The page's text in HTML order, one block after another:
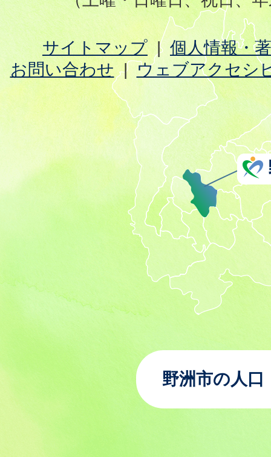
サイトマップ
個人情報・
お問い合わせ
ウェブアクセシ
野洲市の人口